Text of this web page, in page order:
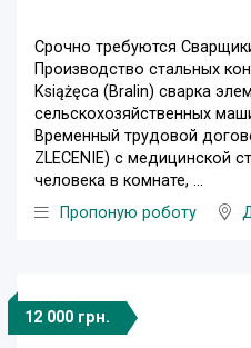
Срочно требуются
Производство стальных
Książęca (Bralin) сварка
сельскохозяйственных
Bременный трудовой
ZLECENIE) с медицинской
человека в комнате, ...
Пропоную роботу
12 000 грн.